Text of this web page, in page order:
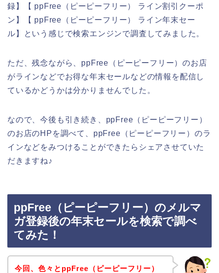
録】【 ppFree（ピーピーフリー） ライン割引クーポ
ン】【 ppFree（ピーピーフリー） ライン年末セー
ル】という感じで検索エンジンで調査してみました。
ただ、残念ながら、ppFree（ピーピーフリー）のお店
がラインなどでお得な年末セールなどの情報を配信し
ているかどうかは分かりませんでした。
なので、今後も引き続き、ppFree（ピーピーフリー）
のお店のHPを調べて、ppFree（ピーピーフリー）のラ
インなどをみつけることができたらシェアさせていた
だきますね♪
ppFree（ピーピーフリー）のメルマ
ガ登録後の年末セールを検索で調べ
てみた！
今回、色々とppFree（ピーピーフリー）